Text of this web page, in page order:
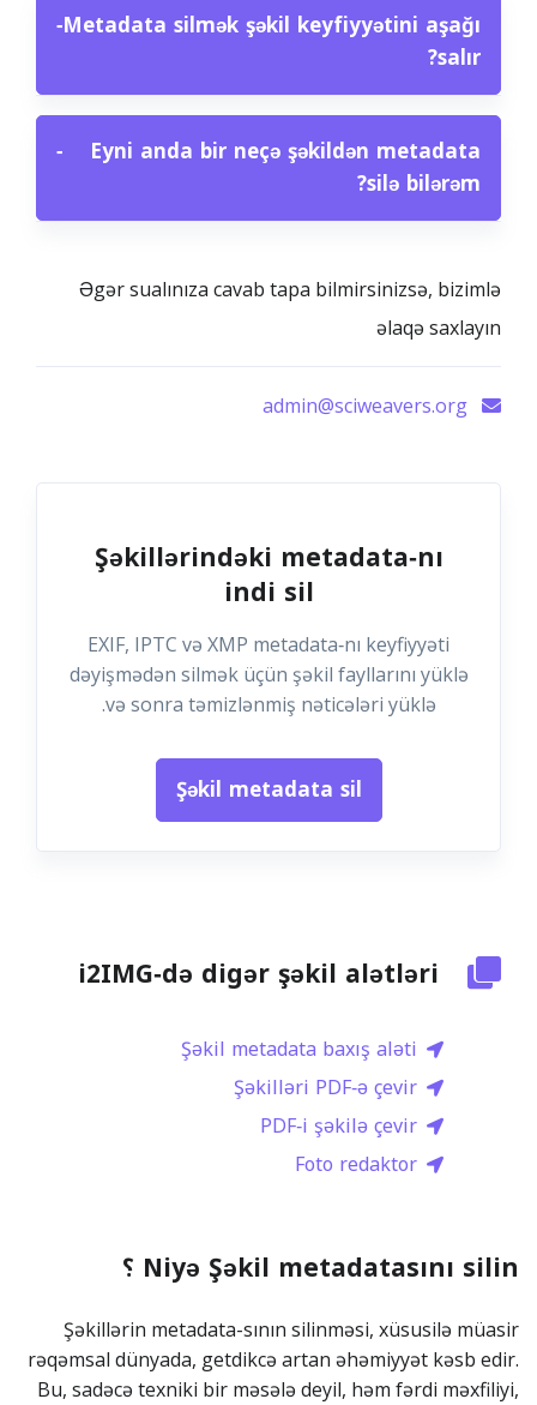
Metadata silmək şəkil keyfiyyətini aşağı
salır?
−
Eyni anda bir neçə şəkildən metadata
silə bilərəm?
−
Əgər sualınıza cavab tapa bilmirsinizsə, bizimlə
əlaqə saxlayın
Şəkillərindəki metadata‑nı
indi sil
EXIF, IPTC və XMP metadata‑nı keyfiyyəti
dəyişmədən silmək üçün şəkil fayllarını yüklə
və sonra təmizlənmiş nəticələri yüklə.
Şəkil metadata sil
i2IMG‑də digər şəkil alətləri
Şəkil metadata baxış aləti
Şəkilləri PDF‑ə çevir
PDF‑i şəkilə çevir
Foto redaktor
Niyə Şəkil metadatasını silin ؟
Şəkillərin metadata-sının silinməsi, xüsusilə müasir
rəqəmsal dünyada, getdikcə artan əhəmiyyət kəsb edir.
Bu, sadəcə texniki bir məsələ deyil, həm fərdi məxfiliyi,